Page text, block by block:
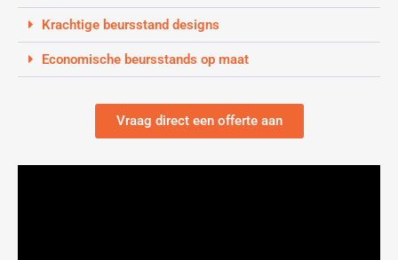
Krachtige beursstand designs
Economische beursstands op maat
Vraag direct een offerte aan